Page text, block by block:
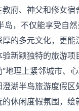
府、神父和修女宿
，不仅能享受自然
的多元文化，更能
新颖独特的旅游项
地理上紧邻城市、
湖半岛旅游度假区
休闲度假氛围，绘